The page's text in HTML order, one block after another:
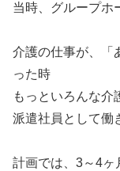
当時、グループホ
介護の仕事が、「
った時
もっといろんな介
派遣社員として働
計画では、3～4ヶ